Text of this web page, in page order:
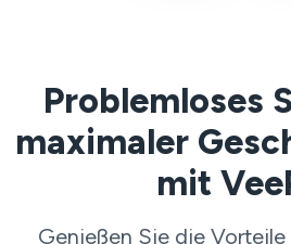
Problemloses
maximaler
mit
Genießen Sie die Vorteile